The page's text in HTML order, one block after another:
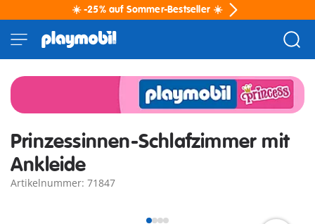
☀️ -25% auf Sommer-Bestseller ☀️
Prinzessinnen-Schlafzimmer mit
Ankleide
Artikelnummer: 71847